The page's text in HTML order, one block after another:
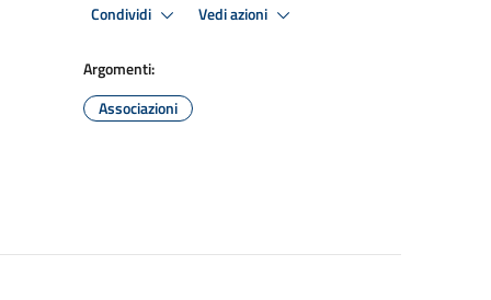
Condividi Vedi azioni
Argomenti:
Associazioni